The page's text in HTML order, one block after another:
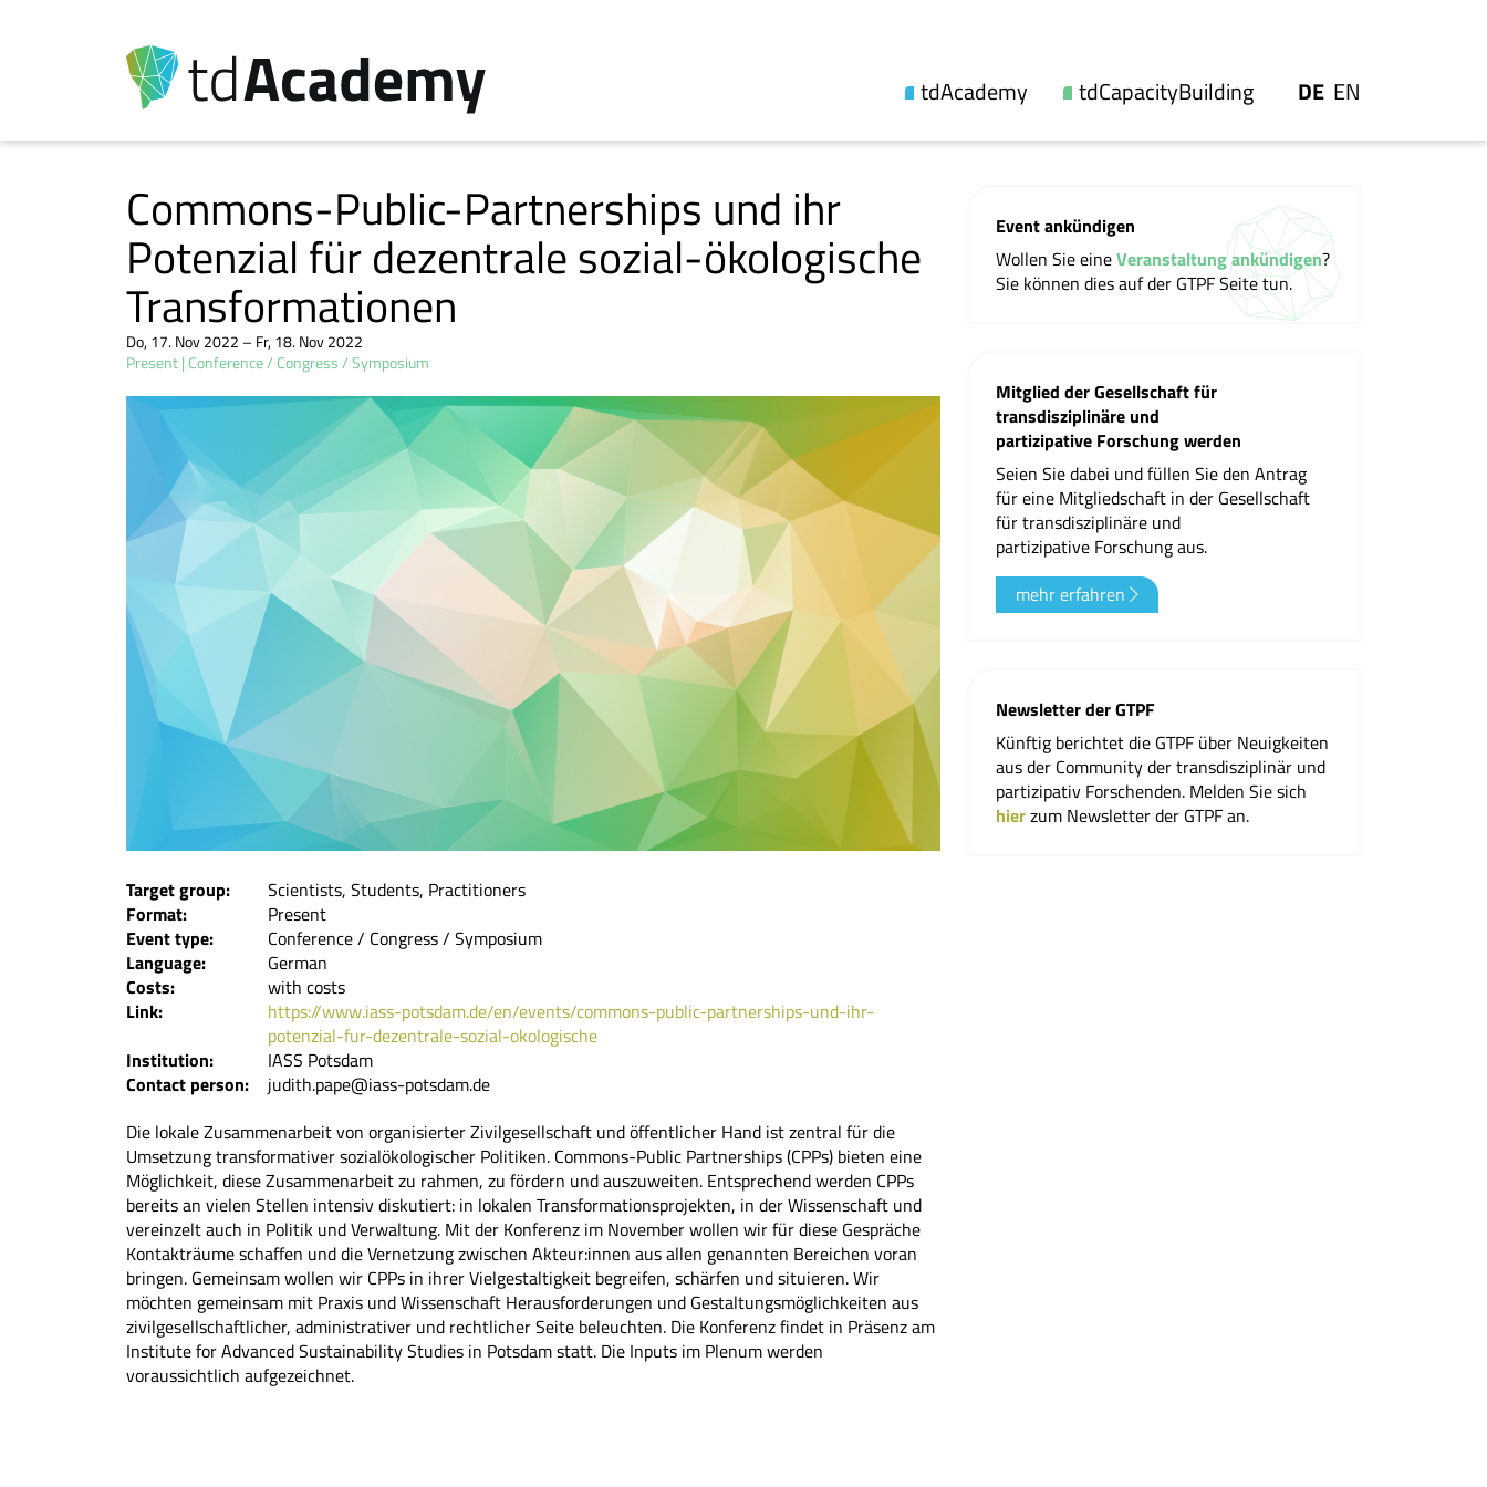
tdAcademy
Fellowship
Veröffentlichungen
Kooperationen
Fachgesellschaft
Newsletter
tdCapacityBuilding
Workshopangebot
Events
DEUTSCH
EN
Commons-Public-Partnerships und ihr
Potenzial für dezentrale sozial-ökologische
Transformationen
Do, 17. Nov 2022 – Fr, 18. Nov 2022
Present Conference / Congress / Symposium
Target group:
Scientists, Students, Practitioners
Format:
Present
Event type:
Conference / Congress / Symposium
Language:
German
Costs:
with costs
Link:
https://www.iass-potsdam.de/en/events/commons-public-partnerships-und-ihr-
potenzial-fur-dezentrale-sozial-okologische
Institution:
IASS Potsdam
Contact person:
judith.pape@iass-potsdam.de
Die lokale Zusammenarbeit von organisierter Zivilgesellschaft und öffentlicher Hand ist zentral für die
Umsetzung transformativer sozialökologischer Politiken. Commons-Public Partnerships (CPPs) bieten eine
Möglichkeit, diese Zusammenarbeit zu rahmen, zu fördern und auszuweiten. Entsprechend werden CPPs
bereits an vielen Stellen intensiv diskutiert: in lokalen Transformationsprojekten, in der Wissenschaft und
vereinzelt auch in Politik und Verwaltung. Mit der Konferenz im November wollen wir für diese Gespräche
Kontakträume schaffen und die Vernetzung zwischen Akteur:innen aus allen genannten Bereichen voran
bringen. Gemeinsam wollen wir CPPs in ihrer Vielgestaltigkeit begreifen, schärfen und situieren. Wir
möchten gemeinsam mit Praxis und Wissenschaft Herausforderungen und Gestaltungsmöglichkeiten aus
zivilgesellschaftlicher, administrativer und rechtlicher Seite beleuchten. Die Konferenz findet in Präsenz am
Institute for Advanced Sustainability Studies in Potsdam statt. Die Inputs im Plenum werden
voraussichtlich aufgezeichnet.
Event ankündigen
Wollen Sie eineVeranstaltung ankündigen?
Sie können dies auf der GTPF Seite tun.
Mitglied der Gesellschaft für
transdisziplinäre und
partizipative Forschung werden
Seien Sie dabei und füllen Sie den Antrag
für eine Mitgliedschaft in der Gesellschaft
für transdisziplinäre und
partizipative Forschung aus.
mehr erfahren
Newsletter der GTPF
Künftig berichtet die GTPF über Neuigkeiten
aus der Community der transdisziplinär und
partizipativ Forschenden. Melden Sie sich
hierzum Newsletter der GTPF an.